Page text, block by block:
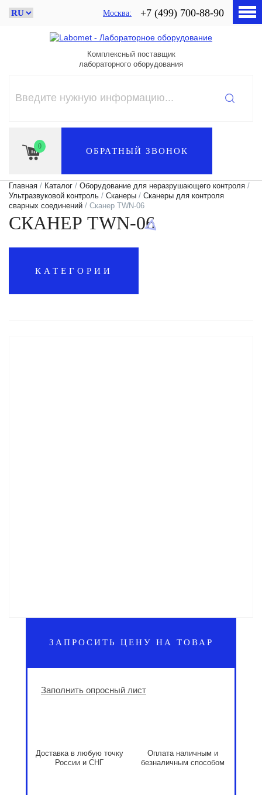
Москва +7 (499) 700-88-90
Комплексный поставщик
лабораторного оборудования
0 ОБРАТНЫЙ ЗВОНОК
Главная / Каталог / Оборудование для неразрушающего контроля /
Ультразвуковой контроль / Сканеры / Сканеры для контроля
сварных соединений / Сканер TWN-06
СКАНЕР TWN-06
КАТЕГОРИИ
ЗАПРОСИТЬ ЦЕНУ НА ТОВАР
Заполнить опросный лист
Доставка в любую точку
России и СНГ
Оплата наличным и
безналичным способом